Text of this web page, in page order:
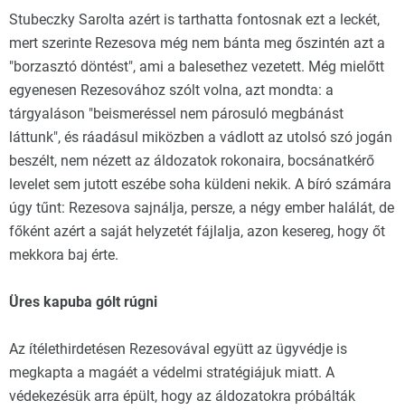
Stubeczky Sarolta azért is tarthatta fontosnak ezt a leckét,
mert szerinte Rezesova még nem bánta meg őszintén azt a
"borzasztó döntést", ami a balesethez vezetett. Még mielőtt
egyenesen Rezesovához szólt volna, azt mondta: a
tárgyaláson "beismeréssel nem párosuló megbánást
láttunk", és ráadásul miközben a vádlott az utolsó szó jogán
beszélt, nem nézett az áldozatok rokonaira, bocsánatkérő
levelet sem jutott eszébe soha küldeni nekik. A bíró számára
úgy tűnt: Rezesova sajnálja, persze, a négy ember halálát, de
főként azért a saját helyzetét fájlalja, azon kesereg, hogy őt
mekkora baj érte.
Üres kapuba gólt rúgni
Az ítélethirdetésen Rezesovával együtt az ügyvédje is
megkapta a magáét a védelmi stratégiájuk miatt. A
védekezésük arra épült, hogy az áldozatokra próbálták